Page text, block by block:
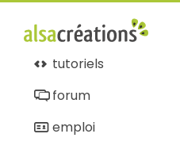
tutoriels
forum
emploi